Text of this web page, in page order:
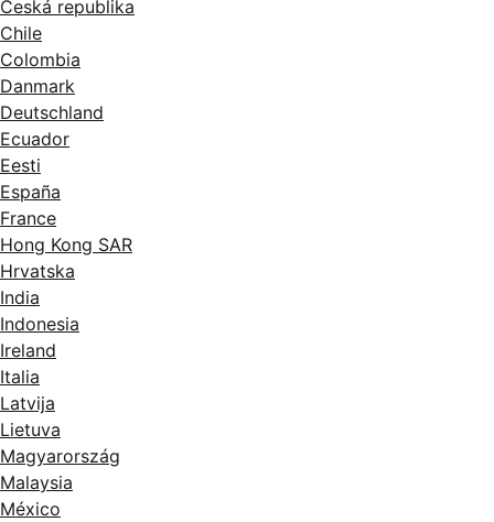
Česká republika
Chile
Colombia
Danmark
Deutschland
Ecuador
Eesti
España
France
Hong Kong SAR
Hrvatska
India
Indonesia
Ireland
Italia
Latvija
Lietuva
Magyarország
Malaysia
México